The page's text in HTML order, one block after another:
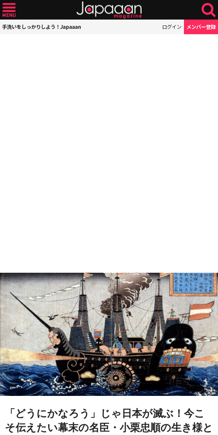
手洗いをしっかりしよう！Japaaan ログイン メンバー登録
「どうにかなろう」じゃ日本が滅ぶ！今こ
そ伝えたい幕末の名臣・小栗忠順の生き様と